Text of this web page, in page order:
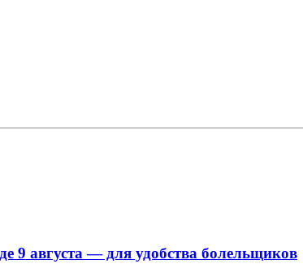
9 августа — для удобства болельщиков